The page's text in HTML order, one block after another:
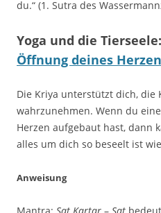
du.“ (1. Sutra des
Yoga und die Tierseele:
Öffnung deines
Die Kriya unterstützt dich, die
wahrzunehmen. Wenn du
Herzen aufgebaut hast, dann
alles um dich so beseelt ist
Anweisung